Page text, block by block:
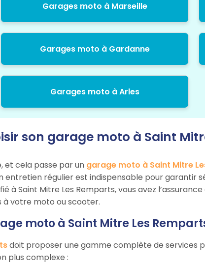
Garages moto à Marseille
Garages moto à Gardanne
Garages moto à Arles
son garage moto à Saint
et cela passe par un garage moto à Saint Mitre
entretien régulier est indispensable pour
à Saint Mitre Les Remparts, vous avez
votre moto ou scooter.
moto à Saint Mitre Les
doit proposer une gamme complète de services
plus complexe :